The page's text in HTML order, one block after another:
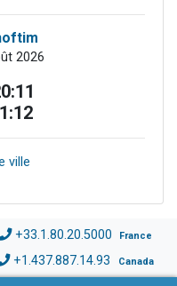
2026
ville
+33.1.80.20.5000 France
+1.437.887.14.93 Canada